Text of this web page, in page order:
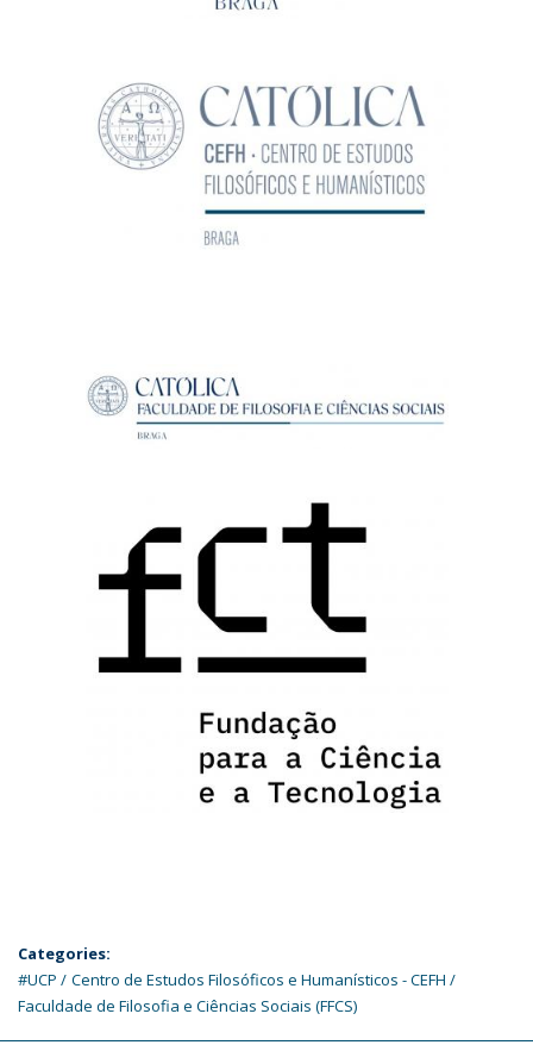
Categories:
#UCP
Centro de Estudos Filosóficos e Humanísticos - CEFH
Faculdade de Filosofia e Ciências Sociais (FFCS)